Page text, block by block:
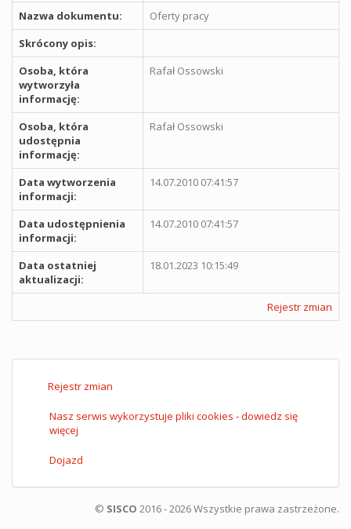
Nazwa dokumentu:
Oferty pracy
Skrócony opis:
Osoba, która
wytworzyła
informację:
Rafał Ossowski
Osoba, która
udostępnia
informację:
Rafał Ossowski
Data wytworzenia
informacji:
14.07.2010 07:41:57
Data udostępnienia
informacji:
14.07.2010 07:41:57
Data ostatniej
aktualizacji:
18.01.2023 10:15:49
Rejestr zmian
Rejestr zmian
Nasz serwis wykorzystuje pliki cookies - dowiedz się
więcej
Dojazd
© SISCO 2016 - 2026 Wszystkie prawa zastrzeżone.